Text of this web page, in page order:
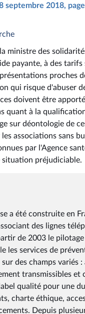
septembre 2018,
ministre des
payante, à des
proches
qui risque d'abuser
doivent être
quant à la
sur déontologie de
associations sans
par l'Agence
préjudiciable.
a été construite en
des lignes
de 2003 le
les services de
des champs variés
transmissibles et
qualité pour une
charte éthique,
Depuis